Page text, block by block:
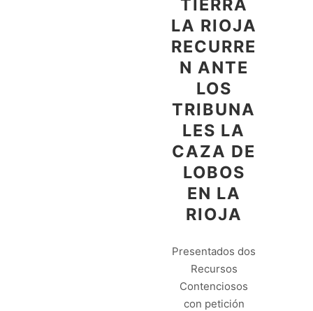
TIERRA
LA RIOJA
RECURRE
N ANTE
LOS
TRIBUNA
LES LA
CAZA DE
LOBOS
EN LA
RIOJA
Presentados dos
Recursos
Contenciosos
con petición